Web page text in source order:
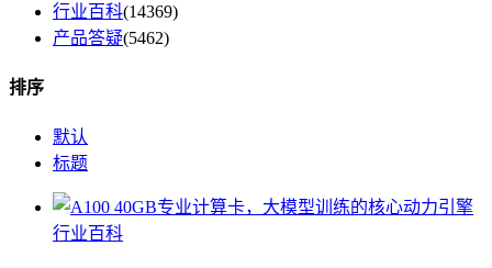
行业百科(14369)
产品答疑(5462)
排序
默认
标题
行业百科